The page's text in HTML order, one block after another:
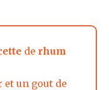
de rhum
et un gout de